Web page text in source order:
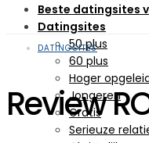
Beste datingsites
Datingsites
50 plus
60 plus
Hoger
Jongeren
Gratis
Serieuze
DATINGSITES
Review